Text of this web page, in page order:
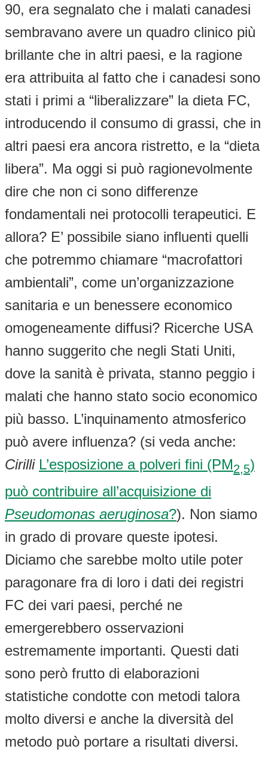
90, era segnalato che i malati canadesi
sembravano avere un quadro clinico più
brillante che in altri paesi, e la ragione
era attribuita al fatto che i canadesi sono
stati i primi a “liberalizzare” la dieta FC,
introducendo il consumo di grassi, che in
altri paesi era ancora ristretto, e la “dieta
libera”. Ma oggi si può ragionevolmente
dire che non ci sono differenze
fondamentali nei protocolli terapeutici. E
allora? E’ possibile siano influenti quelli
che potremmo chiamare “macrofattori
ambientali”, come un’organizzazione
sanitaria e un benessere economico
omogeneamente diffusi? Ricerche USA
hanno suggerito che negli Stati Uniti,
dove la sanità è privata, stanno peggio i
malati che hanno stato socio economico
più basso. L’inquinamento atmosferico
può avere influenza? (si veda anche:
Cirilli L’esposizione a polveri fini (PM2,5)
può contribuire all’acquisizione di
Pseudomonas aeruginosa?). Non siamo
in grado di provare queste ipotesi.
Diciamo che sarebbe molto utile poter
paragonare fra di loro i dati dei registri
FC dei vari paesi, perché ne
emergerebbero osservazioni
estremamente importanti. Questi dati
sono però frutto di elaborazioni
statistiche condotte con metodi talora
molto diversi e anche la diversità del
metodo può portare a risultati diversi.